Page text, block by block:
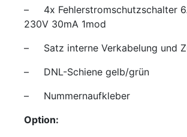
– 4x Fehlerstromschutzschalter
230V 30mA 1mod
– Satz interne Verkabelung und
– DNL-Schiene gelb/grün
– Nummernaufkleber
Option: